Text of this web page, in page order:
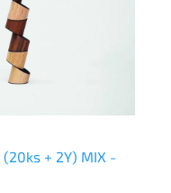
+ 2Y) MIX -